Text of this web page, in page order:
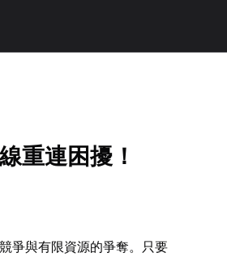
重連困擾！
爭與有限資源的爭奪。只要